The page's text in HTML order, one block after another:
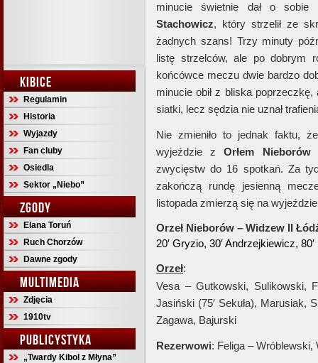
KIBICE
Regulamin
Historia
Wyjazdy
Fan cluby
Osiedla
Sektor „Niebo”
ZGODY
Elana Toruń
Ruch Chorzów
Dawne zgody
MULTIMEDIA
Zdjęcia
1910tv
PUBLICYSTYKA
„Twardy Kibol z Młyna”
minucie świetnie dał o
Stachowicz, który strzelił ze
żadnych szans! Trzy minuty
listę strzelców, ale po dobrym
końcówce meczu dwie bardzo
minucie obił z bliska
siatki, lecz sędzia nie uznał
Nie zmieniło to jednak faktu,
wyjeździe zOrłem Nieborów
zwycięstw do 16 spotkań. Za
zakończą rundę jesienną
listopada zmierzą się na
Orzeł Nieborów – Widzew II
20′ Gryzio, 30′ Andrzejkiewicz,
Orzeł:
Vesa – Gutkowski, Sulikowski,
Jasiński (75′ Sekuła), Marusiak,
Zagawa, Bajurski
Rezerwowi: Feliga – Wróblewski,